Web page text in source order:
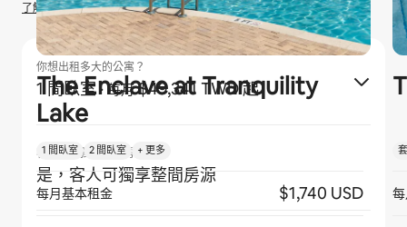
了解我們如何估算你的收入
你想出租多大的公寓？
1 間臥室 ·每月$49,341 TWD 起
客人是否獨享整間房源？
是，客人可獨享整間房源
The Enclave at Tranquility
Lake
1 間臥室 2 間臥室 + 更多
每月基本租金 $1,740 USD